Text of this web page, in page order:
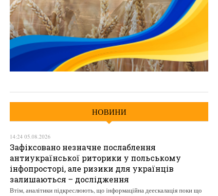
НОВИНИ
14:24 05.08.2026
Зафіксовано незначне послаблення
антиукраїнської риторики у польському
інфопросторі, але ризики для українців
залишаються – дослідження
Втім, аналітики підкреслюють, що інформаційна деескалація поки що